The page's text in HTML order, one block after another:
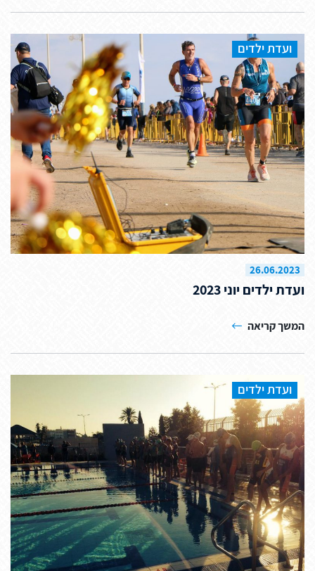
ועדת ילדים יוני 2023
26.06.2023
המשך קריאה
ועדת ילדים
ועדת ילדים